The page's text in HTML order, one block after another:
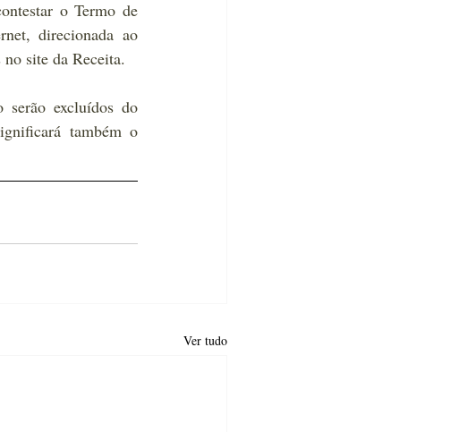
o Termo de
direcionada ao
site da Receita.
serão excluídos do
também o
Ver tudo